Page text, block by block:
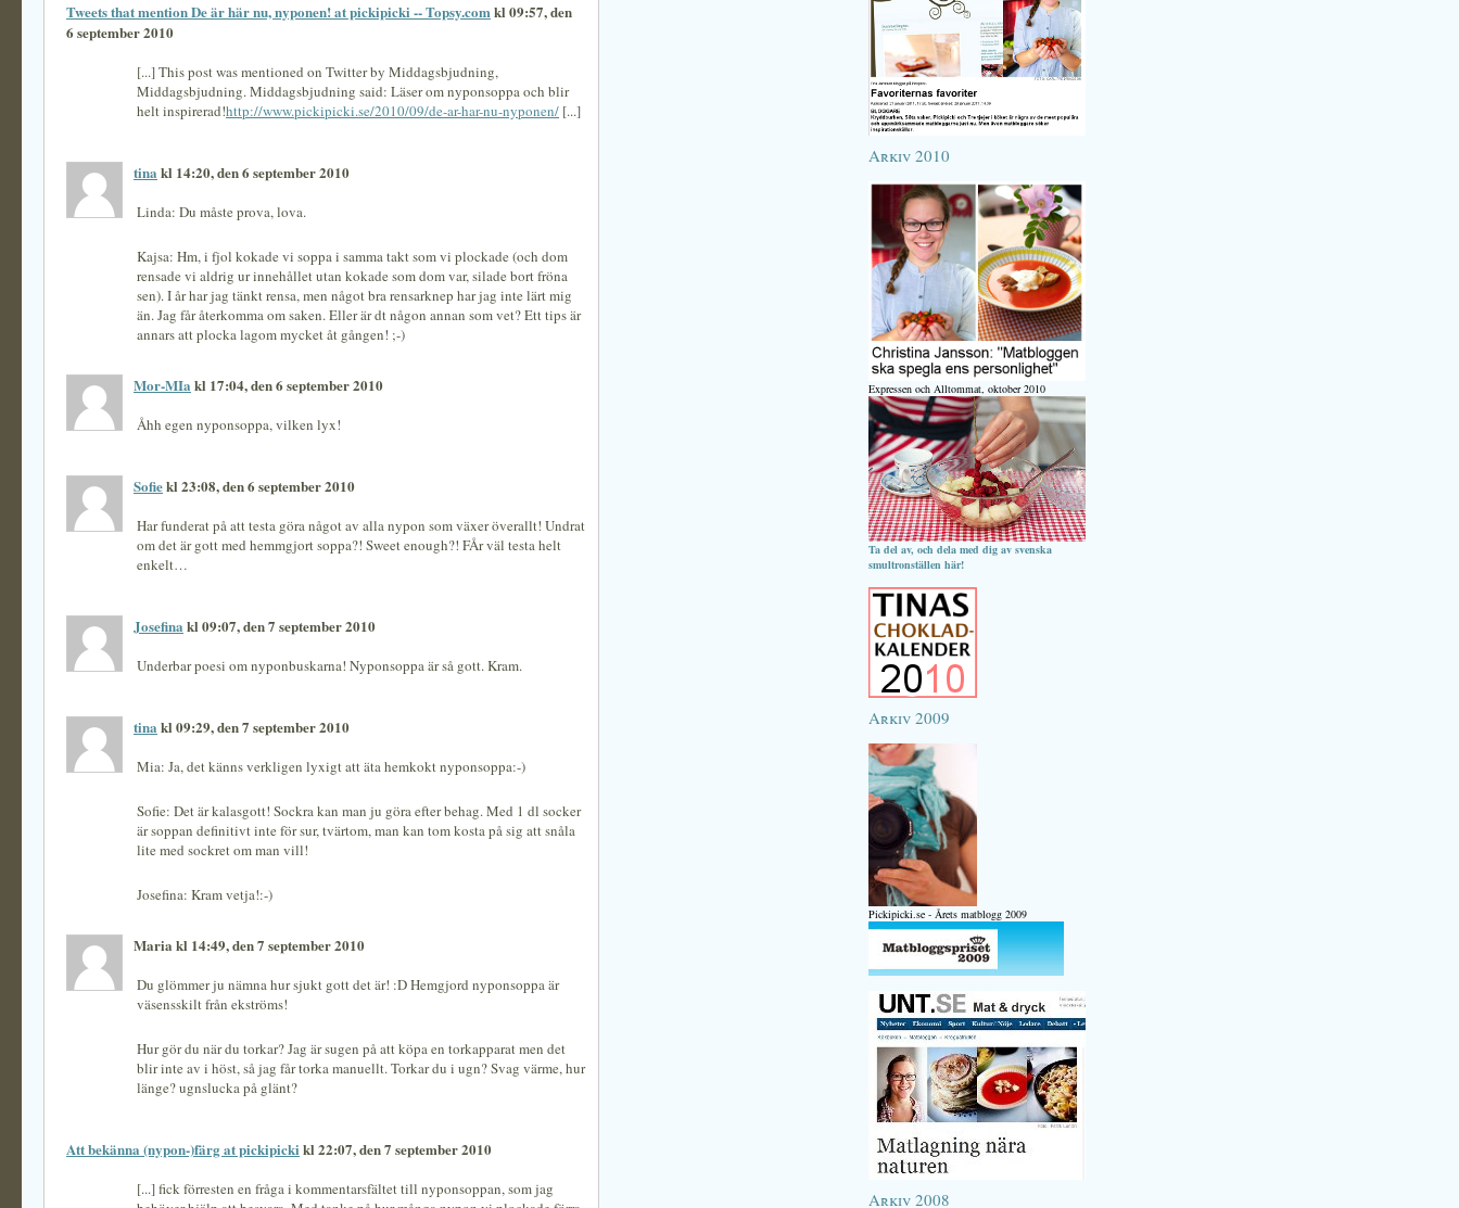
Tweets that mention De är här nu, nyponen! at pickipicki -- Topsy.comkl 09:57, den
6 september 2010
[...] This post was mentioned on Twitter by Middagsbjudning,
Middagsbjudning. Middagsbjudning said: Läser om nyponsoppa och blir
helt inspirerad!http://www.pickipicki.se/2010/09/de-ar-har-nu-nyponen/ [...]
tina kl 14:20, den 6 september 2010
Linda: Du måste prova, lova.
Kajsa: Hm, i fjol kokade vi soppa i samma takt som vi plockade (och dom
rensade vi aldrig ur innehållet utan kokade som dom var, silade bort fröna
sen). I år har jag tänkt rensa, men något bra rensarknep har jag inte lärt mig
än. Jag får återkomma om saken. Eller är dt någon annan som vet? Ett tips är
annars att plocka lagom mycket åt gången! ;-)
Mor-MIa kl 17:04, den 6 september 2010
Åhh egen nyponsoppa, vilken lyx!
Sofiekl 23:08, den 6 september 2010
Har funderat på att testa göra något av alla nypon som växer överallt! Undrat
om det är gott med hemmgjort soppa?! Sweet enough?! FÅr väl testa helt
enkelt…
Josefina kl 09:07, den 7 september 2010
Underbar poesi om nyponbuskarna! Nyponsoppa är så gott. Kram.
tina kl 09:29, den 7 september 2010
Mia: Ja, det känns verkligen lyxigt att äta hemkokt nyponsoppa:-)
Sofie: Det är kalasgott! Sockra kan man ju göra efter behag. Med 1 dl socker
är soppan definitivt inte för sur, tvärtom, man kan tom kosta på sig att snåla
lite med sockret om man vill!
Josefina: Kram vetja!:-)
Maria kl 14:49, den 7 september 2010
Du glömmer ju nämna hur sjukt gott det är! :D Hemgjord nyponsoppa är
väsensskilt från ekströms!
Hur gör du när du torkar? Jag är sugen på att köpa en torkapparat men det
blir inte av i höst, så jag får torka manuellt. Torkar du i ugn? Svag värme, hur
länge? ugnslucka på glänt?
Att bekänna (nypon-)färg at pickipicki kl 22:07, den 7 september 2010
[...] fick förresten en fråga i kommentarsfältet till nyponsoppan, som jag
Arkiv 2010
Expressen och Alltommat, oktober 2010
Ta del av, och dela med dig av svenska
smultronställen här!
Arkiv 2009
Pickipicki.se - Årets matblogg 2009
Arkiv 2008